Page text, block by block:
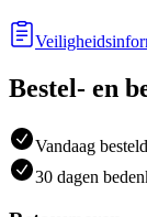
Bestel- en
Vandaag
30 dagen